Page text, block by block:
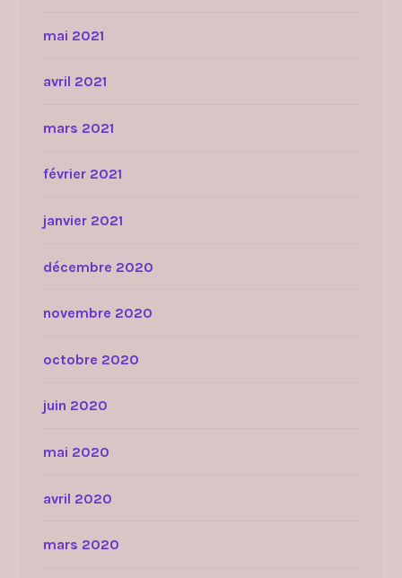
mai 2021
avril 2021
mars 2021
février 2021
janvier 2021
décembre 2020
novembre 2020
octobre 2020
juin 2020
mai 2020
avril 2020
mars 2020